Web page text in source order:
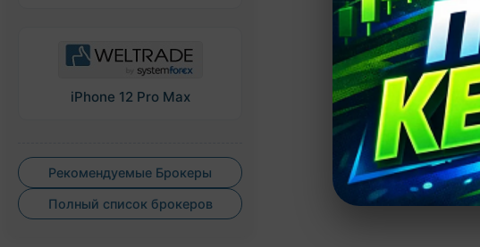
iPhone 12 Pro Max
Рекомендуемые Брокеры
Полный список брокеров